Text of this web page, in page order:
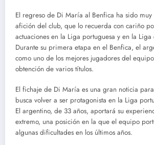
El regreso de Di María al Benfica ha sido
afición del club, que lo recuerda con cariño
actuaciones en la Liga portuguesa y en la Liga
Durante su primera etapa en el Benfica, el
como uno de los mejores jugadores del
obtención de varios títulos.
El fichaje de Di María es una gran noticia
busca volver a ser protagonista en la Liga
El argentino, de 33 años, aportará su
extremo, una posición en la que el equipo
algunas dificultades en los últimos años.